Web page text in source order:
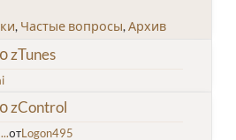
Частые вопросы Архив
zTunes
zControl
отLogon495